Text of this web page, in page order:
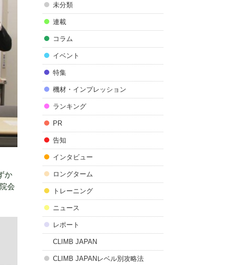
か
会
未分類
連載
コラム
イベント
特集
機材・インプレッション
ランキング
PR
告知
インタビュー
ロングターム
トレーニング
ニュース
レポート
CLIMB JAPAN
CLIMB JAPANレベル別攻略法